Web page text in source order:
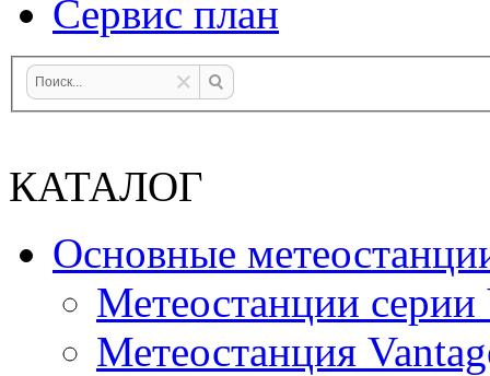
Сервис план
КАТАЛОГ
Основные
Метеостанции
Метеостанция